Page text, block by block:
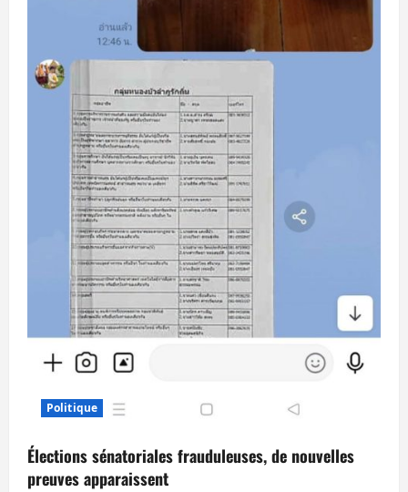
Politique
Élections sénatoriales frauduleuses, de nouvelles
preuves apparaissent